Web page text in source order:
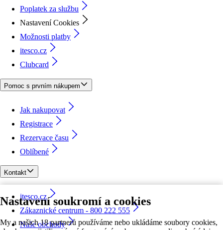
Nastavení soukromí a cookies
My a našich 18 partnerů používáme nebo ukládáme soubory cookies,
Poplatek za službu
Nastavení Cookies
Možnosti platby
itesco.cz
Clubcard
Pomoc s prvním nákupem
Jak nakupovat
Registrace
Rezervace času
Oblíbené
Kontakt
itesco.cz
Zákaznické centrum - 800 222 555
Naše obchody